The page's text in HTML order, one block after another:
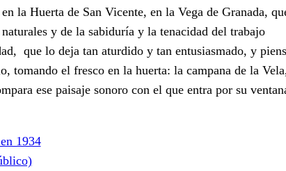
la Huerta de San Vicente, en la Vega de Granada,
y de la sabiduría y la tenacidad del trabajo
que lo deja tan aturdido y tan entusiasmado, y
tomando el fresco en la huerta: la campana de la
ese paisaje sonoro con el que entra por su